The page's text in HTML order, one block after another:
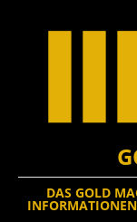
DAS GOLD